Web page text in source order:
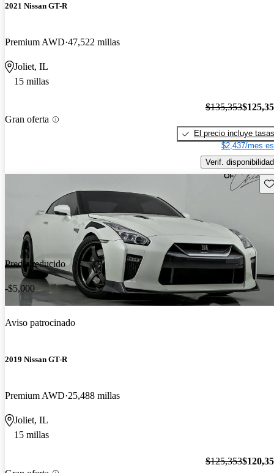
2021 Nissan GT-R
Premium AWD 47,522 millas
Joliet, IL
15 millas
Gran oferta
$135,353
El precio incluye tasas
$2,437/mes
Verif. disponibilidad
Precio reducido
-$5,000
Aviso patrocinado
2019 Nissan GT-R
Premium AWD 25,488 millas
Joliet, IL
15 millas
$125,353